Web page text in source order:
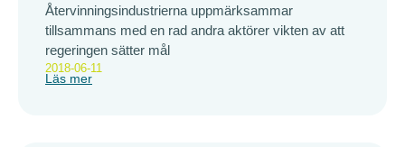
Återvinningsindustrierna uppmärksammar
tillsammans med en rad andra aktörer vikten av att
regeringen sätter mål
2018-06-11
Läs mer